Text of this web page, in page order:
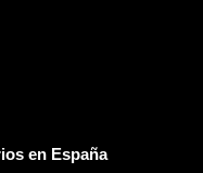
en España